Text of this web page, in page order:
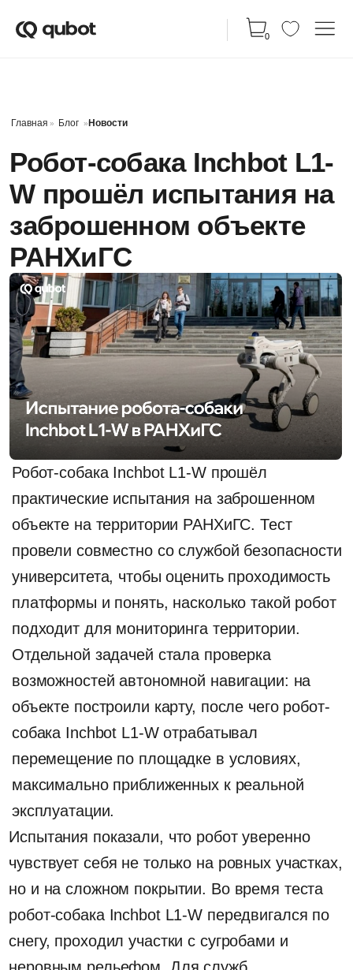
Робот-собака Inchbot L1-
W прошёл испытания на
заброшенном объекте
РАНХиГС
Робот-собака Inchbot L1-W прошёл
практические испытания на заброшенном
объекте на территории РАНХиГС. Тест
провели совместно со службой безопасности
университета, чтобы оценить проходимость
платформы и понять, насколько такой робот
подходит для мониторинга территории.
Отдельной задачей стала проверка
возможностей автономной навигации: на
объекте построили карту, после чего робот-
собака Inchbot L1-W отрабатывал
перемещение по площадке в условиях,
максимально приближенных к реальной
эксплуатации.
Испытания показали, что робот уверенно
чувствует себя не только на ровных участках,
но и на сложном покрытии. Во время теста
робот-собака Inchbot L1-W передвигался по
снегу, проходил участки с сугробами и
неровным рельефом. Для служб
безопасности это особенно важно: подобная
техника может использоваться для
регулярного обхода территории, удалённого
осмотра труднодоступных зон и контроля
объектов без постоянного присутствия